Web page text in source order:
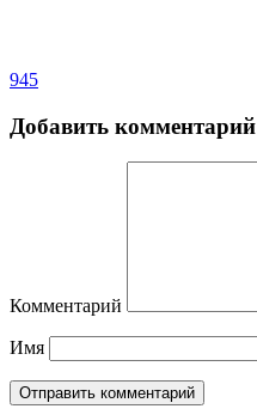
945
Добавить комментарий
Комментарий
Имя